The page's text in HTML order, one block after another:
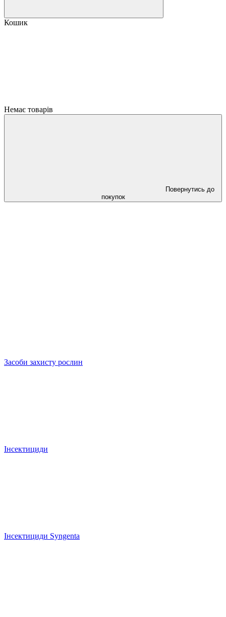
Кошик
Немає товарів
Повернутись до
покупок
Засоби захисту рослин
Інсектициди
Інсектициди Syngenta